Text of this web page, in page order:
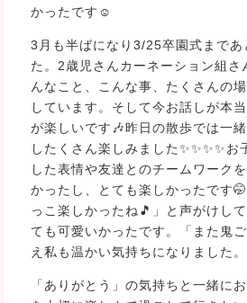
かったです☺️
3月も半ばになり3/25卒園式まであ
た。2歳児さんカーネーション組さ
んなこと、こんな事、たくさんの
しています。そして今お話しが本
が楽しいです🎶昨日の散歩では一
したくさん楽しみました✨✨✨✨お
した表情や友達とのチームワーク
かったし、とても楽しかったです
っこ楽しかったね🎵」と声がけし
ても可愛いかったです。「また鬼
え私も温かい気持ちになりました。
「ありがとう」の気持ちと一緒に